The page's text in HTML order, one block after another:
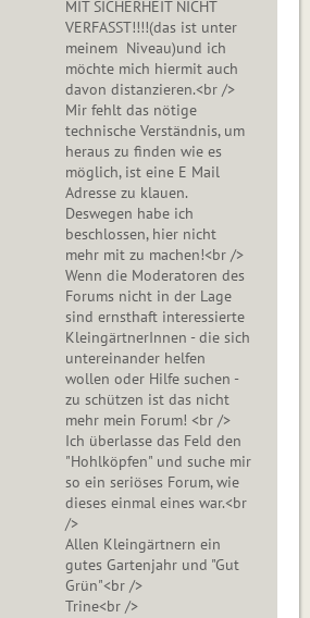
MIT SICHERHEIT NICHT
VERFASST!!!!(das ist unter
meinem Niveau)und ich
möchte mich hiermit auch
davon distanzieren.<br />
Mir fehlt das nötige
technische Verständnis, um
heraus zu finden wie es
möglich, ist eine E Mail
Adresse zu klauen.
Deswegen habe ich
beschlossen, hier nicht
mehr mit zu machen!<br />
Wenn die Moderatoren des
Forums nicht in der Lage
sind ernsthaft interessierte
KleingärtnerInnen - die sich
untereinander helfen
wollen oder Hilfe suchen -
zu schützen ist das nicht
mehr mein Forum! <br />
Ich überlasse das Feld den
"Hohlköpfen" und suche mir
so ein seriöses Forum, wie
dieses einmal eines war.<br
/>
Allen Kleingärtnern ein
gutes Gartenjahr und "Gut
Grün"<br />
Trine<br />